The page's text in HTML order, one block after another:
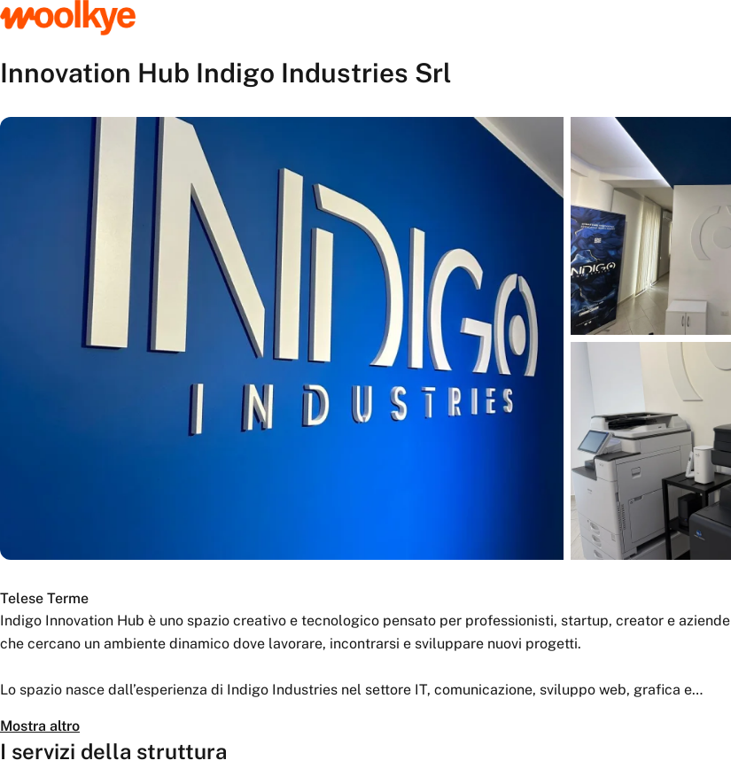
Innovation Hub Indigo Industries Srl
Telese Terme
Indigo Innovation Hub è uno spazio creativo e tecnologico pensato per professionisti, startup, creator e aziende
che cercano un ambiente dinamico dove lavorare, incontrarsi e sviluppare nuovi progetti.
Lo spazio nasce dall’esperienza di Indigo Industries nel settore IT, comunicazione, sviluppo web, grafica e
formazione e produzione creativa.
Mostra altro
I servizi della struttura